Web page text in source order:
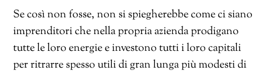
Se così non fosse, non si spiegherebbe come ci siano
imprenditori che nella propria azienda prodigano
tutte le loro energie e investono tutti i loro capitali
per ritrarre spesso utili di gran lunga più modesti di